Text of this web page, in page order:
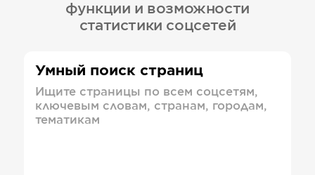
функции и возможности
статистики соцсетей
Умный поиск страниц
Ищите страницы по всем соцсетям,
ключевым словам, странам, городам,
тематикам